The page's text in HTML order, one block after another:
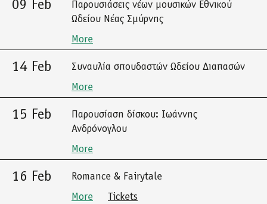
09 Feb
Παρουσιάσεις νέων μουσικών Εθνικού
Ωδείου Νέας Σμύρνης
More
14 Feb
Συναυλία σπουδαστών Ωδείου Διαπασών
More
15 Feb
Παρουσίαση δίσκου: Ιωάννης
Ανδρόνογλου
More
16 Feb
Romance & Fairytale
More
Tickets